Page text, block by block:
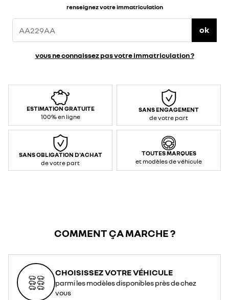
renseignez votre immatriculation
ok
vous ne connaissez pas votre immatriculation ?
ESTIMATION GRATUITE
100% en ligne
SANS ENGAGEMENT
de votre part
SANS OBLIGATION D'ACHAT
de votre part
TOUTES MARQUES
et modèles de véhicule
COMMENT ÇA MARCHE ?
CHOISISSEZ VOTRE VÉHICULE
parmi les modèles disponibles près de chez
vous